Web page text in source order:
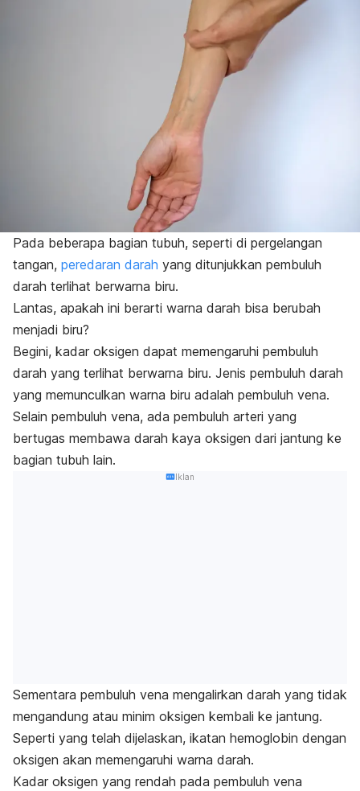
Pada beberapa bagian tubuh, seperti di pergelangan
tangan, peredaran darah yang ditunjukkan pembuluh
darah terlihat berwarna biru.
Lantas, apakah ini berarti warna darah bisa berubah
menjadi biru?
Begini, kadar oksigen dapat memengaruhi pembuluh
darah yang terlihat berwarna biru. Jenis pembuluh darah
yang memunculkan warna biru adalah pembuluh vena.
Selain pembuluh vena, ada pembuluh arteri yang
bertugas membawa darah kaya oksigen dari jantung ke
bagian tubuh lain.
Iklan
Sementara pembuluh vena mengalirkan darah yang tidak
mengandung atau minim oksigen kembali ke jantung.
Seperti yang telah dijelaskan, ikatan hemoglobin dengan
oksigen akan memengaruhi warna darah.
Kadar oksigen yang rendah pada pembuluh vena